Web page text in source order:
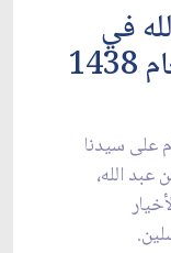
في
ليلة العاشر من محرم لعام 1438
على سيدنا
عبد الله،